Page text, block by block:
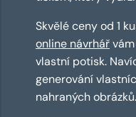
Skvělé ceny od 1
online návrhář
vlastní potisk.
generování
nahraných obrázků.